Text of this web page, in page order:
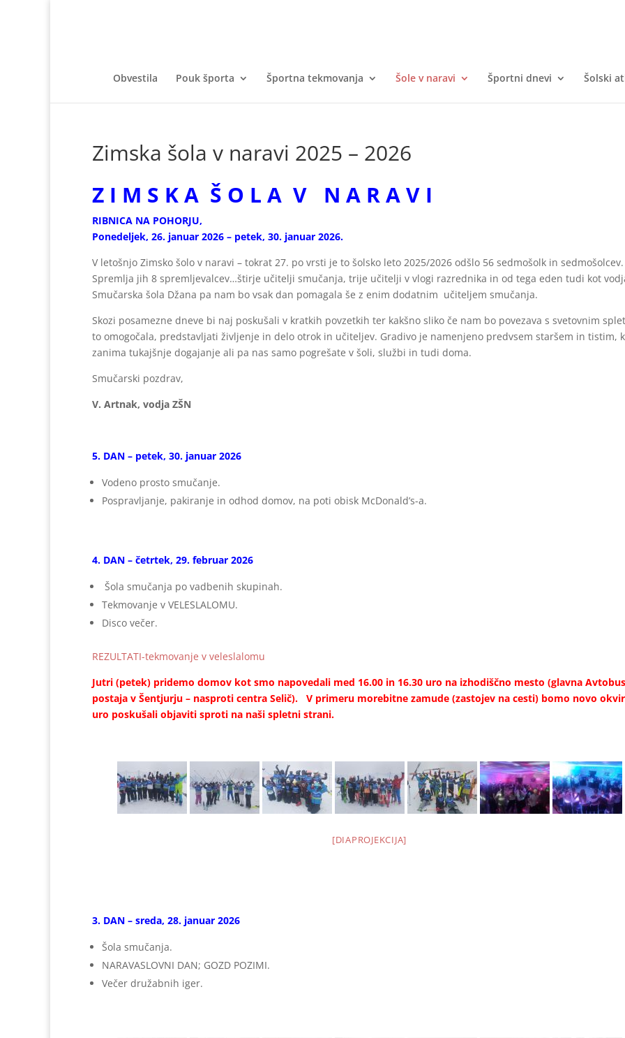
Obvestila Pouk športa Športna tekmovanja Šole v naravi Športni dnevi Šolski
Zimska šola v naravi 2025 – 2026
Z I M S K A Š O L A V N A R A V I
RIBNICA NA POHORJU,
Ponedeljek, 26. januar 2026 – petek, 30. januar 2026.
V letošnjo Zimsko šolo v naravi – tokrat 27. po vrsti je to šolsko leto 2025/2026 odšlo 56 sedmošolk in sedmošolcev.
Spremlja jih 8 spremljevalcev…štirje učitelji smučanja, trije učitelji v vlogi razrednika in od tega eden tudi kot
Smučarska šola Džana pa nam bo vsak dan pomagala še z enim dodatnim učiteljem smučanja.
Skozi posamezne dneve bi naj poskušali v kratkih povzetkih ter kakšno sliko če nam bo povezava s svetovnim
to omogočala, predstavljati življenje in delo otrok in učiteljev. Gradivo je namenjeno predvsem staršem in tistim,
zanima tukajšnje dogajanje ali pa nas samo pogrešate v šoli, službi in tudi doma.
Smučarski pozdrav,
V. Artnak, vodja ZŠN
5. DAN – petek, 30. januar 2026
Vodeno prosto smučanje.
Pospravljanje, pakiranje in odhod domov, na poti obisk McDonald’s-a.
4. DAN – četrtek, 29. februar 2026
Šola smučanja po vadbenih skupinah.
Tekmovanje v VELESLALOMU.
Disco večer.
REZULTATI-tekmovanje v veleslalomu
Jutri (petek) pridemo domov kot smo napovedali med 16.00 in 16.30 uro na izhodiščno mesto (glavna
postaja v Šentjurju – nasproti centra Selič). V primeru morebitne zamude (zastojev na cesti) bomo novo
uro poskušali objaviti sproti na naši spletni strani.
[DIAPROJEKCIJA]
3. DAN – sreda, 28. januar 2026
Šola smučanja.
NARAVASLOVNI DAN; GOZD POZIMI.
Večer družabnih iger.